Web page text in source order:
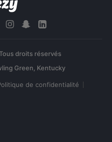
droits réservés
de confidentialité